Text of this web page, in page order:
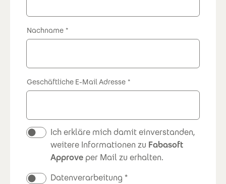
Nachname
Geschäftliche E-Mail Adresse
Newsletter
Ich erkläre mich damit einverstanden,
weitere Informationen zu Fabasoft
Approve per Mail zu erhalten.
Datenverarbeitung